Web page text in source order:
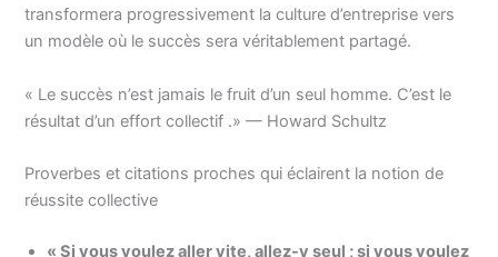
transformera progressivement la culture d’entreprise vers
un modèle où le succès sera véritablement partagé.
« Le succès n’est jamais le fruit d’un seul homme. C’est le
résultat d’un effort collectif .» — Howard Schultz
Proverbes et citations proches qui éclairent la notion de
réussite collective
« Si vous voulez aller vite, allez-y seul ; si vous voulez